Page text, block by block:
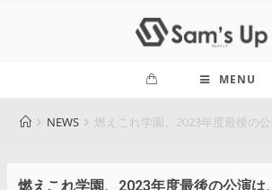
MENU
NEWS 燃えこれ学園、2023年度最後の
燃えこれ学園、2023年度最後の公演